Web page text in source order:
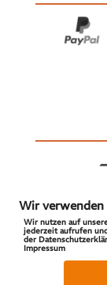
©
Wir verwenden
Wir nutzen auf
jederzeit aufrufen
der
Impressum